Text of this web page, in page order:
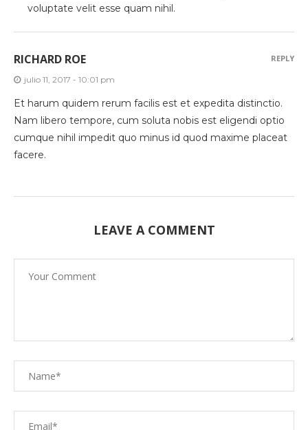
voluptate velit esse quam nihil.
RICHARD ROE
julio 11, 2017 - 10:01 pm
Et harum quidem rerum facilis est et expedita distinctio.
Nam libero tempore, cum soluta nobis est eligendi optio
cumque nihil impedit quo minus id quod maxime placeat
facere.
REPLY
LEAVE A COMMENT